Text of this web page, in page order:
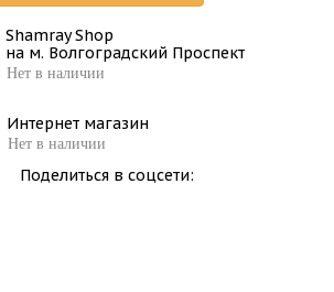
Shamray Shop
на м. Волгоградский Проспект
Нет в наличии
Интернет магазин
Нет в наличии
Поделиться в соцсети: